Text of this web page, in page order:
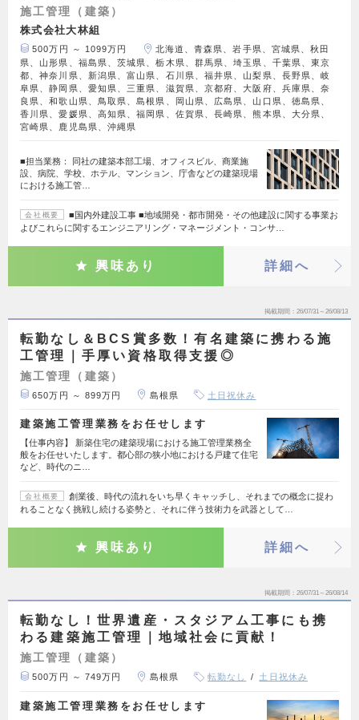
施工管理（建築）
株式会社大林組
500万円 ～ 1099万円
北海道、青森県、岩手県、宮城県、秋田
県、山形県、福島県、茨城県、栃木県、群馬県、埼玉県、千葉県、東京
都、神奈川県、新潟県、富山県、石川県、福井県、山梨県、長野県、岐
阜県、静岡県、愛知県、三重県、滋賀県、京都府、大阪府、兵庫県、奈
良県、和歌山県、鳥取県、島根県、岡山県、広島県、山口県、徳島県、
香川県、愛媛県、高知県、福岡県、佐賀県、長崎県、熊本県、大分県、
宮崎県、鹿児島県、沖縄県
■担当業務： 同社の建築本部工場、オフィスビル、商業施
設、病院、学校、ホテル、マンション、庁舎などの建築現場
における施工管…
会社概要
■国内外建設工事 ■地域開発・都市開発・その他建設に関する事業お
よびこれらに関するエンジニアリング・マネージメント・コンサ…
興味あり 詳細へ
掲載期間 26/07/31～26/08/13
転勤なし＆BCS賞多数！有名建築に携わる施
工管理｜手厚い資格取得支援◎
施工管理（建築）
650万円 ～ 899万円 島根県 土日祝休み
建築施工管理業務をお任せします
【仕事内容】 新築住宅の建築現場における施工管理業務全
般をお任せいたします。都心部の狭小地における戸建て住宅
など、時代のニ…
会社概要
創業後、時代の流れをいち早くキャッチし、それまでの概念に捉わ
れることなく挑戦し続ける姿勢と、それに伴う技術力を武器として…
興味あり 詳細へ
掲載期間 26/07/31～26/08/14
転勤なし！世界遺産・スタジアム工事にも携
わる建築施工管理｜地域社会に貢献！
施工管理（建築）
500万円 ～ 749万円 島根県 転勤なし 土日祝休み
建築施工管理業務をお任せします